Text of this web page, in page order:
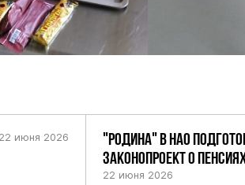
22 июня 2026
"РОДИНА" В НАО
ЗАКОНОПРОЕКТ О
22 июня 2026